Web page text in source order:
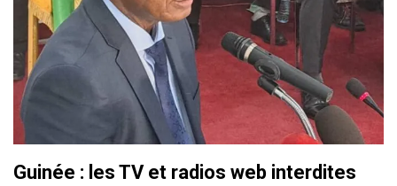
Guinée : les TV et radios web interdites